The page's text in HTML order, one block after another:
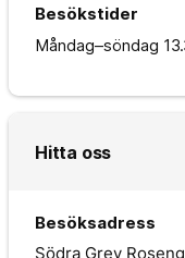
Besökstider
Måndag–söndag
Hitta oss
Besöksadress
Södra Grev